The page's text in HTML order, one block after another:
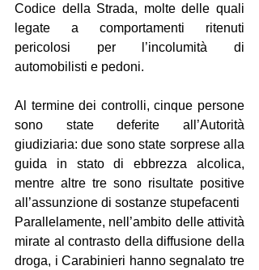
Codice della Strada, molte delle quali
legate a comportamenti ritenuti
pericolosi per l’incolumità di
automobilisti e pedoni.
Al termine dei controlli, cinque persone
sono state deferite all’Autorità
giudiziaria: due sono state sorprese alla
guida in stato di ebbrezza alcolica,
mentre altre tre sono risultate positive
all’assunzione di sostanze stupefacenti
Parallelamente, nell’ambito delle attività
mirate al contrasto della diffusione della
droga, i Carabinieri hanno segnalato tre